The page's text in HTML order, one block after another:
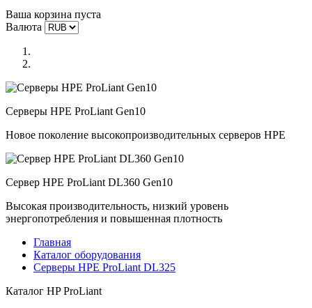
Ваша корзина пуста
Валюта
Серверы HPE ProLiant Gen10
Новое поколение высокопроизводительных серверов HPE
Сервер HPE ProLiant DL360 Gen10
Высокая производительность, низкий уровень
энергопотребления и повышенная плотность
Главная
Каталог оборудования
Серверы HPE ProLiant DL325
Каталог HP ProLiant